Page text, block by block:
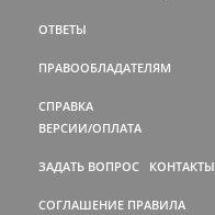
ОТВЕТЫ
ПРАВООБЛАДАТЕЛЯМ
СПРАВКА
ВЕРСИИ/ОПЛАТА
ЗАДАТЬ ВОПРОС КОНТАКТЫ
СОГЛАШЕНИЕ ПРАВИЛА